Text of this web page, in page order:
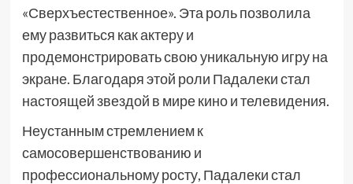
«Сверхъестественное». Эта роль позволила
ему развиться как актеру и
продемонстрировать свою уникальную игру на
экране. Благодаря этой роли Падалеки стал
настоящей звездой в мире кино и телевидения.
Неустанным стремлением к
самосовершенствованию и
профессиональному росту, Падалеки стал